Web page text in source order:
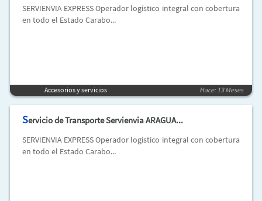
SERVIENVIA EXPRESS Operador logístico integral con cobertura
en todo el Estado Carabo...
Accesorios y servicios Hace: 13 Meses
Servicio de Transporte Servienvia ARAGUA...
SERVIENVIA EXPRESS Operador logístico integral con cobertura
en todo el Estado Carabo...